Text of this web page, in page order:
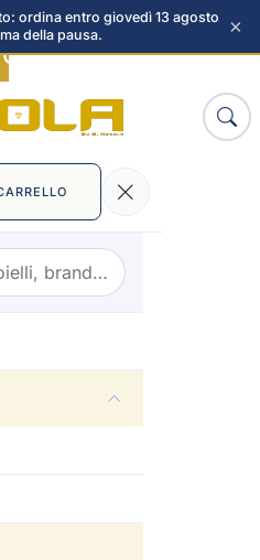
ordina entro giovedì 13 agosto
della pausa.
×
immagini